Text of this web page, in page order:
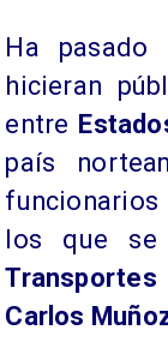
Ha pasado
hicieran
entre
país
los que se
Transportes
Carlos